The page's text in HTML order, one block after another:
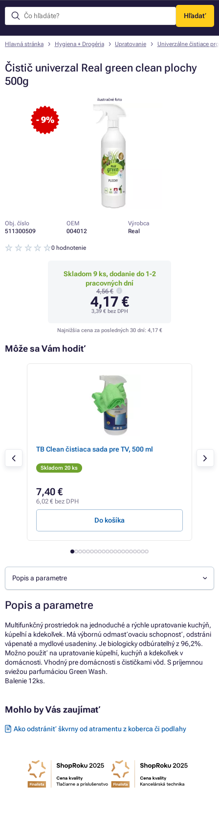
Hľadať
Menu
Hlavná stránka Hygiena + Drogéria Upratovanie Univerzálne čistiace
Čistič univerzal Real green clean plochy
500g
- 9%
ilustračné foto
Obj. číslo
511300509
OEM
004012
Výrobca
Real
0 hodnotenie
Skladom 9 ks, dodanie do 1-2
pracovných dní
4,56 €
4,17 €
3,39 €bez DPH
Najnižšia cena za posledných 30 dní: 4,17 €
Môže sa Vám hodiť
TB Clean čistiaca sada pre TV, 500 ml
Skladom 20 ks
7,40 €
6,02 € bez DPH
Do košíka
Popis a parametre
Popis a parametre
Multifunkčný prostriedok na jednoduché a rýchle upratovanie kuchýň,
kúpeľní a kdekoľvek. Má výbornú odmasťovaciu schopnosť, odstráni
vápenaté a mydlové usadeniny. Je biologicky odbúrateľný z 96,2%.
Možno použiť na upratovanie kúpeľní, kuchýň a kdekoľvek v
domácnosti. Vhodný pre domácnosti s čističkami vôd. S príjemnou
sviežou parfumáciou Green Wash.
Balenie 12ks.
Mohlo by Vás zaujímať
Ako odstrániť škvrny od atramentu z koberca či podlahy